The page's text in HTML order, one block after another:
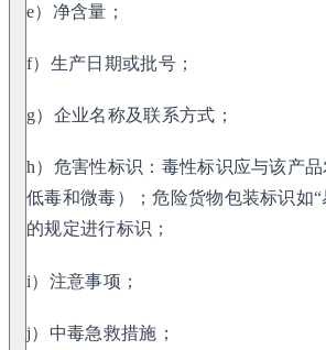
e）净含量；
f）生产日期或批号；
g）企业名称及联系方式；
h）危害性标识：毒性标识应与该产
低毒和微毒）；危险货物包装标识如
的规定进行标识；
i）注意事项；
j）中毒急救措施；